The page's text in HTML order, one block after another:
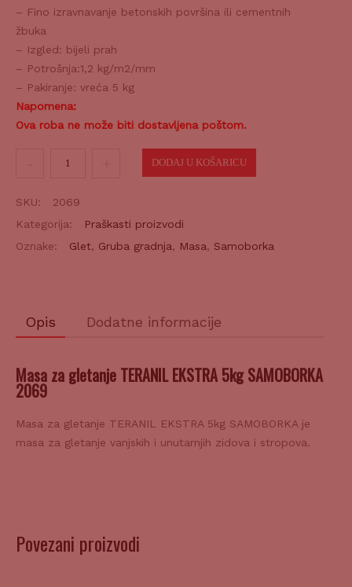
– Fino izravnavanje betonskih površina ili cementnih
žbuka
– Izgled: bijeli prah
– Potrošnja:1,2 kg/m2/mm
– Pakiranje: vreća 5 kg
Napomena:
Ova roba ne može biti dostavljena poštom.
Masa
EKSTRA
5kg
DODAJ U KOŠARICU
SKU:
2069
Kategorija:
Praškasti proizvodi
Oznake:
Glet, Gruba gradnja, Masa, Samoborka
Opis Dodatne informacije
Masa za gletanje TERANIL EKSTRA 5kg SAMOBORKA
2069
Masa za gletanje TERANIL EKSTRA 5kg SAMOBORKA je
masa za gletanje vanjskih i unutarnjih zidova i stropova.
Povezani proizvodi